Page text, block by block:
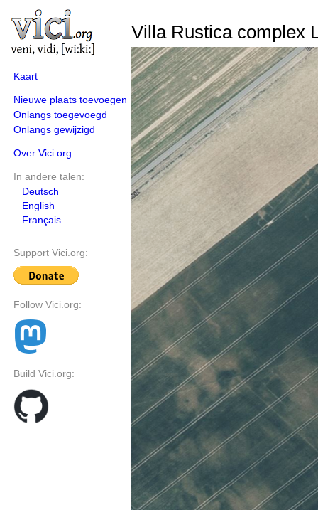
Kaart
Nieuwe plaats toevoegen
Onlangs toegevoegd
Onlangs gewijzigd
Over Vici.org
In andere talen:
Deutsch
English
Français
Support Vici.org:
Follow Vici.org:
Build Vici.org:
Villa Rustica complex